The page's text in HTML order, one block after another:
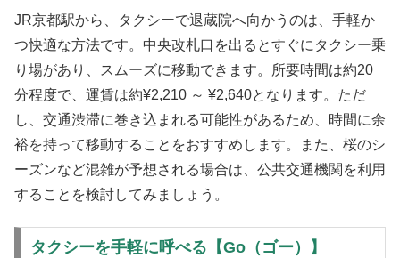
JR京都駅から、タクシーで退蔵院へ向かうのは、手軽か
つ快適な方法です。中央改札口を出るとすぐにタクシー乗
り場があり、スムーズに移動できます。所要時間は約20
分程度で、運賃は約¥2,210 ～ ¥2,640となります。ただ
し、交通渋滞に巻き込まれる可能性があるため、時間に余
裕を持って移動することをおすすめします。また、桜のシ
ーズンなど混雑が予想される場合は、公共交通機関を利用
することを検討してみましょう。
タクシーを手軽に呼べる【Go（ゴー）】